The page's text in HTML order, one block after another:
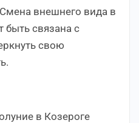
Смена внешнего вида в
быть связана с
свою
в Козероге